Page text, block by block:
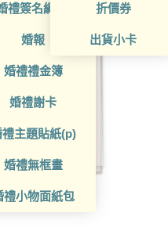
禮簽名綢(p)
婚報
婚禮禮金簿
婚禮謝卡
禮主題貼紙(p)
婚禮無框畫
禮小物面紙包
折價券
出貨小卡